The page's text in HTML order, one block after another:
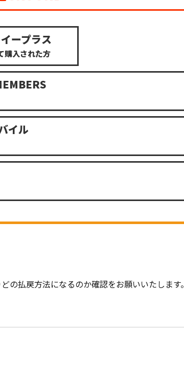
イープラス
購入された方
イル
の払戻方法になるのか確認をお願いいたします。